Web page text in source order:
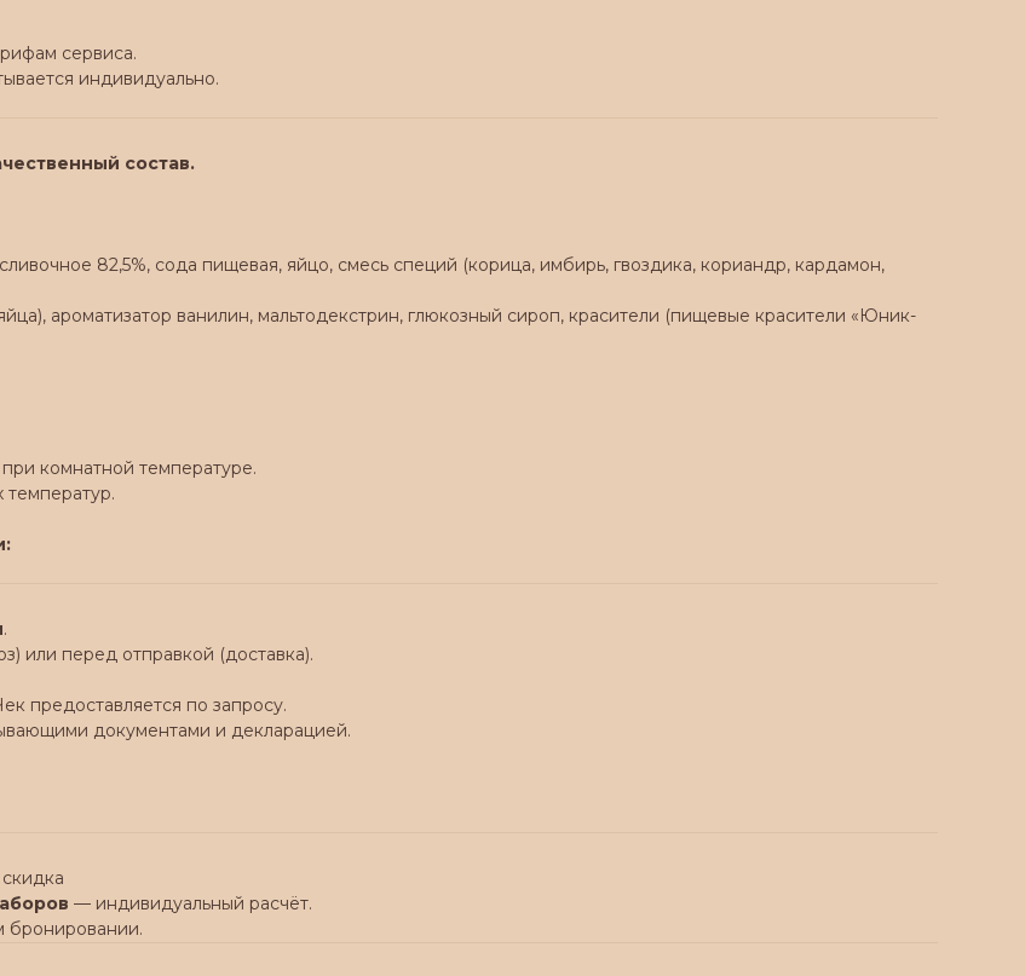
сервиса.
индивидуально.
состав.
82,5%, сода пищевая, яйцо, смесь специй (корица, имбирь, гвоздика, кориандр, кардамон,
ароматизатор ванилин, мальтодекстрин, глюкозный сироп, красители (пищевые красители «Юник-
комнатной температуре.
температур.
.
или перед отправкой (доставка).
предоставляется по запросу.
документами и декларацией.
— индивидуальный расчёт.
бронировании.